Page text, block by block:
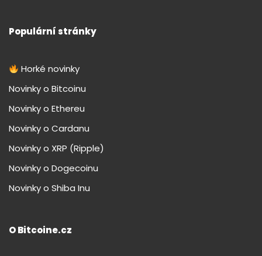
Populární stránky
Horké novinky
Novinky o Bitcoinu
Novinky o Ethereu
Novinky o Cardanu
Novinky o XRP (Ripple)
Novinky o Dogecoinu
Novinky o Shiba Inu
O Bitcoine.cz